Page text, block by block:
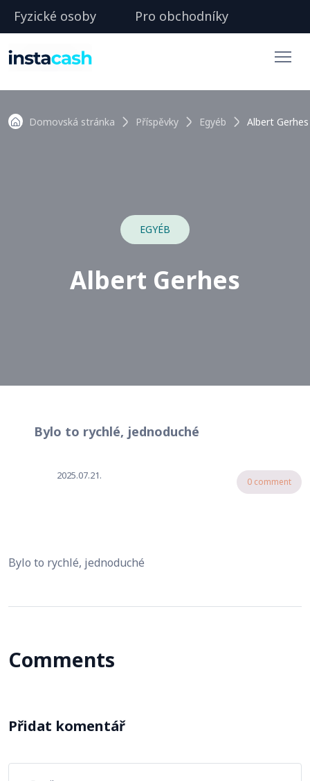
Fyzické osoby Pro obchodníky
Domovská stránka Příspěvky Egyéb Albert Gerhes
EGYÉB
Albert Gerhes
Bylo to rychlé, jednoduché
2025.07.21.
0 comment
Bylo to rychlé, jednoduché
Comments
Přidat komentář